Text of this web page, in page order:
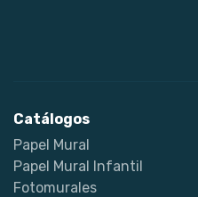
Catálogos
Papel Mural
Papel Mural Infantil
Fotomurales